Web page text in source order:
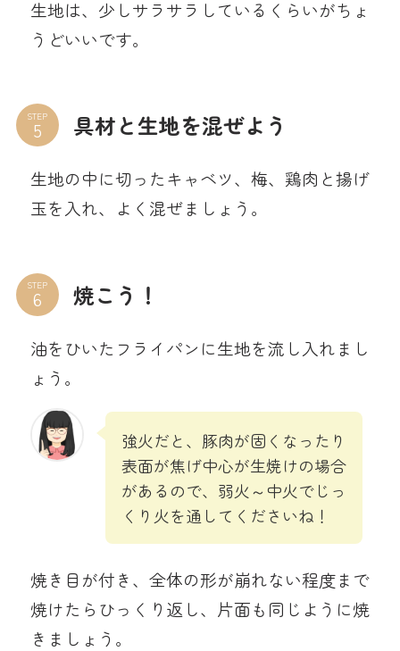
生地は、少しサラサラしているくらいがちょ
うどいいです。
STEP 具材と生地を混ぜよう
生地の中に切ったキャベツ、梅、鶏肉と揚げ
玉を入れ、よく混ぜましょう。
STEP 焼こう！
油をひいたフライパンに生地を流し入れまし
ょう。
強火だと、豚肉が固くなったり
表面が焦げ中心が生焼けの場合
があるので、弱火～中火でじっ
くり火を通してくださいね！
焼き目が付き、全体の形が崩れない程度まで
焼けたらひっくり返し、片面も同じように焼
きましょう。